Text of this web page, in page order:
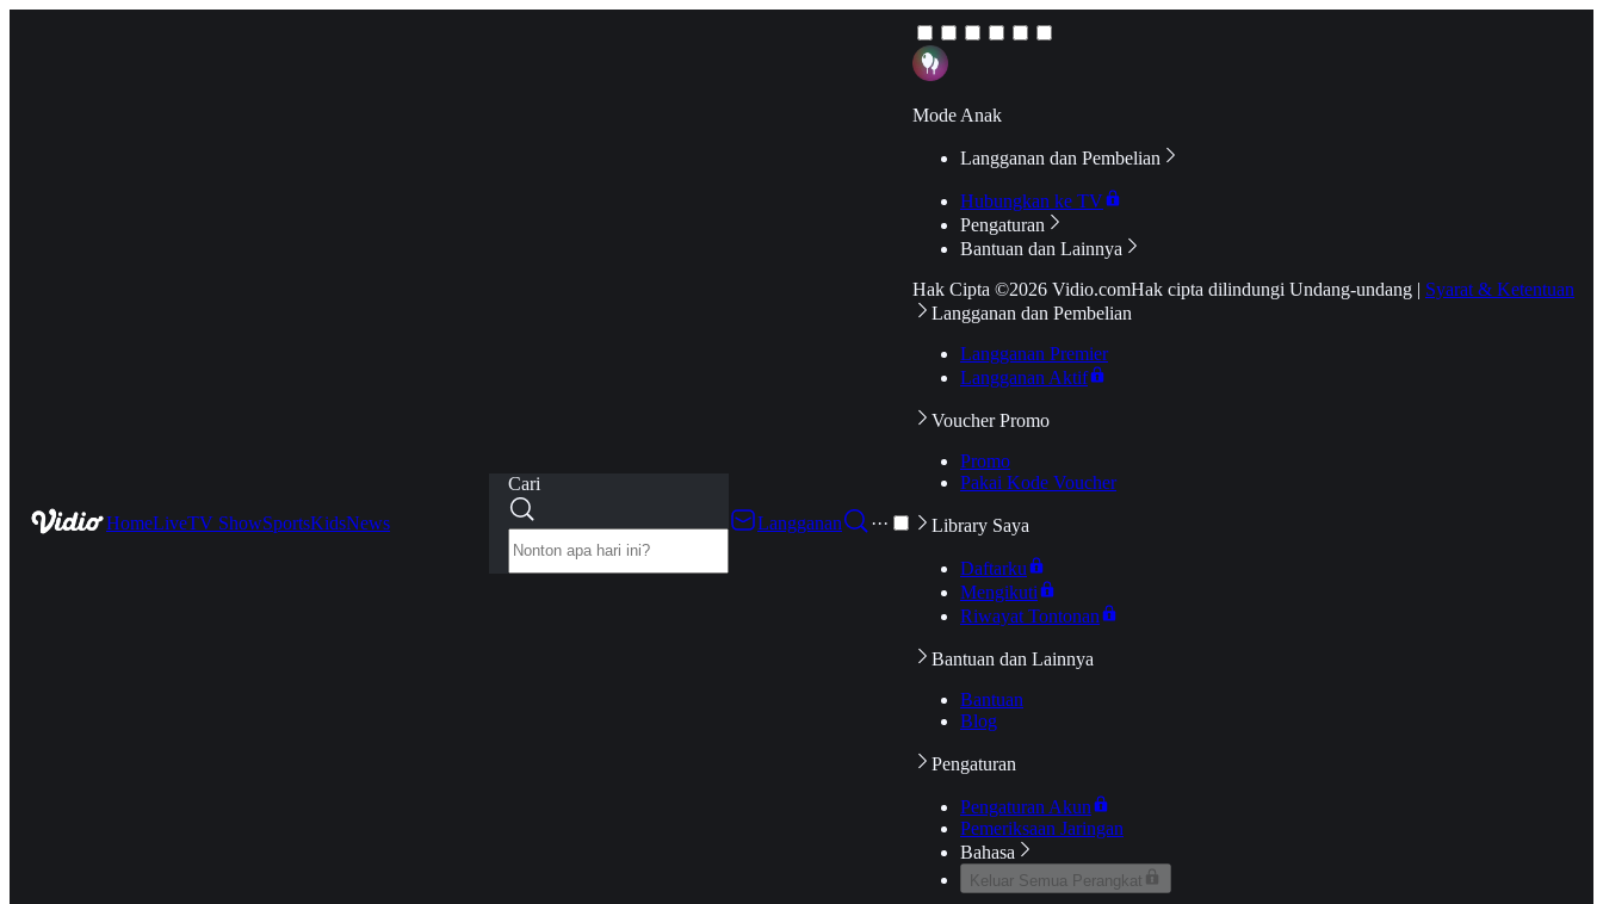
HomeLiveTV ShowSportsKidsNews
Cari
Langganan
···
Mode Anak
Langganan dan Pembelian
Hubungkan ke TV
Pengaturan
Bantuan dan Lainnya
Hak Cipta ©2026 Vidio.comHak cipta dilindungi Undang-undang | Syarat & Ketentuan
Langganan dan Pembelian
Langganan Premier
Langganan Aktif
Voucher Promo
Promo
Pakai Kode Voucher
Library Saya
Daftarku
Mengikuti
Riwayat Tontonan
Bantuan dan Lainnya
Bantuan
Blog
Pengaturan
Pengaturan Akun
Pemeriksaan Jaringan
Bahasa
Keluar Semua Perangkat